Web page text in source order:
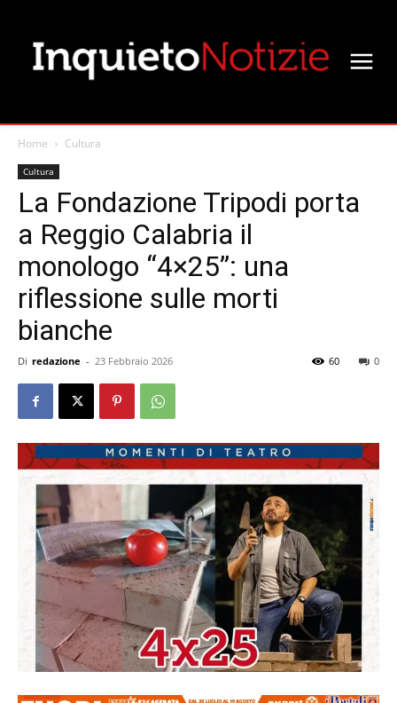
Home Cultura
Cultura
La Fondazione Tripodi porta
a Reggio Calabria il
monologo “4×25”: una
riflessione sulle morti
bianche
Di redazione - 23 Febbraio 2026 0
60